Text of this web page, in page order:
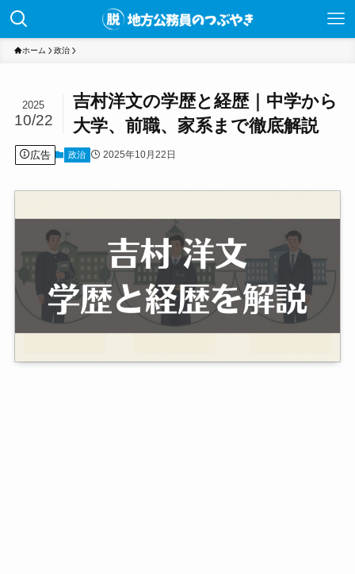
ホーム 政治
吉村洋文の学歴と経歴｜中学から
大学、前職、家系まで徹底解説
2025
10/22
広告 政治 2025年10月22日